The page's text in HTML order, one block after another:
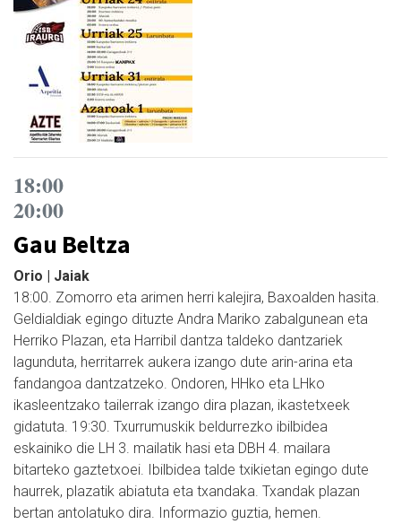
18:00
20:00
Gau Beltza
Orio | Jaiak
18:00. Zomorro eta arimen herri kalejira, Baxoalden hasita.
Geldialdiak egingo dituzte Andra Mariko zabalgunean eta
Herriko Plazan, eta Harribil dantza taldeko dantzariek
lagunduta, herritarrek aukera izango dute arin-arina eta
fandangoa dantzatzeko. Ondoren, HHko eta LHko
ikasleentzako tailerrak izango dira plazan, ikastetxeek
gidatuta. 19:30. Txurrumuskik beldurrezko ibilbidea
eskainiko die LH 3. mailatik hasi eta DBH 4. mailara
bitarteko gaztetxoei. Ibilbidea talde txikietan egingo dute
haurrek, plazatik abiatuta eta txandaka. Txandak plazan
bertan antolatuko dira. Informazio guztia, hemen.